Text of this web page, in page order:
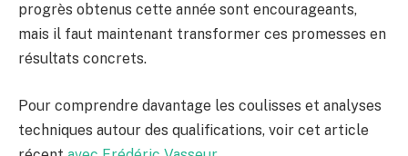
progrès obtenus cette année sont encourageants,
mais il faut maintenant transformer ces promesses en
résultats concrets.
Pour comprendre davantage les coulisses et analyses
techniques autour des qualifications, voir cet article